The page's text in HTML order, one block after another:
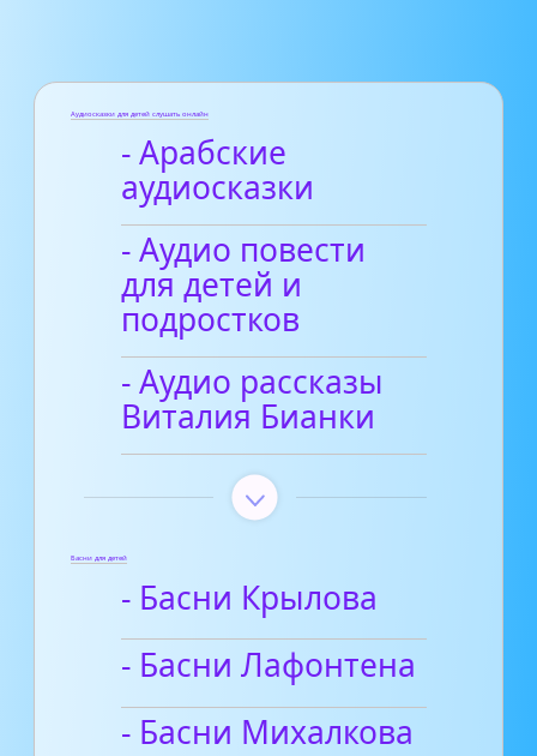
Аудиосказки для детей слушать онлайн
- Арабские
аудиосказки
- Аудио повести
для детей и
подростков
- Аудио рассказы
Виталия Бианки
Басни для детей
- Басни Крылова
- Басни Лафонтена
- Басни Михалкова